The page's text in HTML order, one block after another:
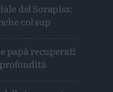
del Sorapiss:
col sup
papà recuperati